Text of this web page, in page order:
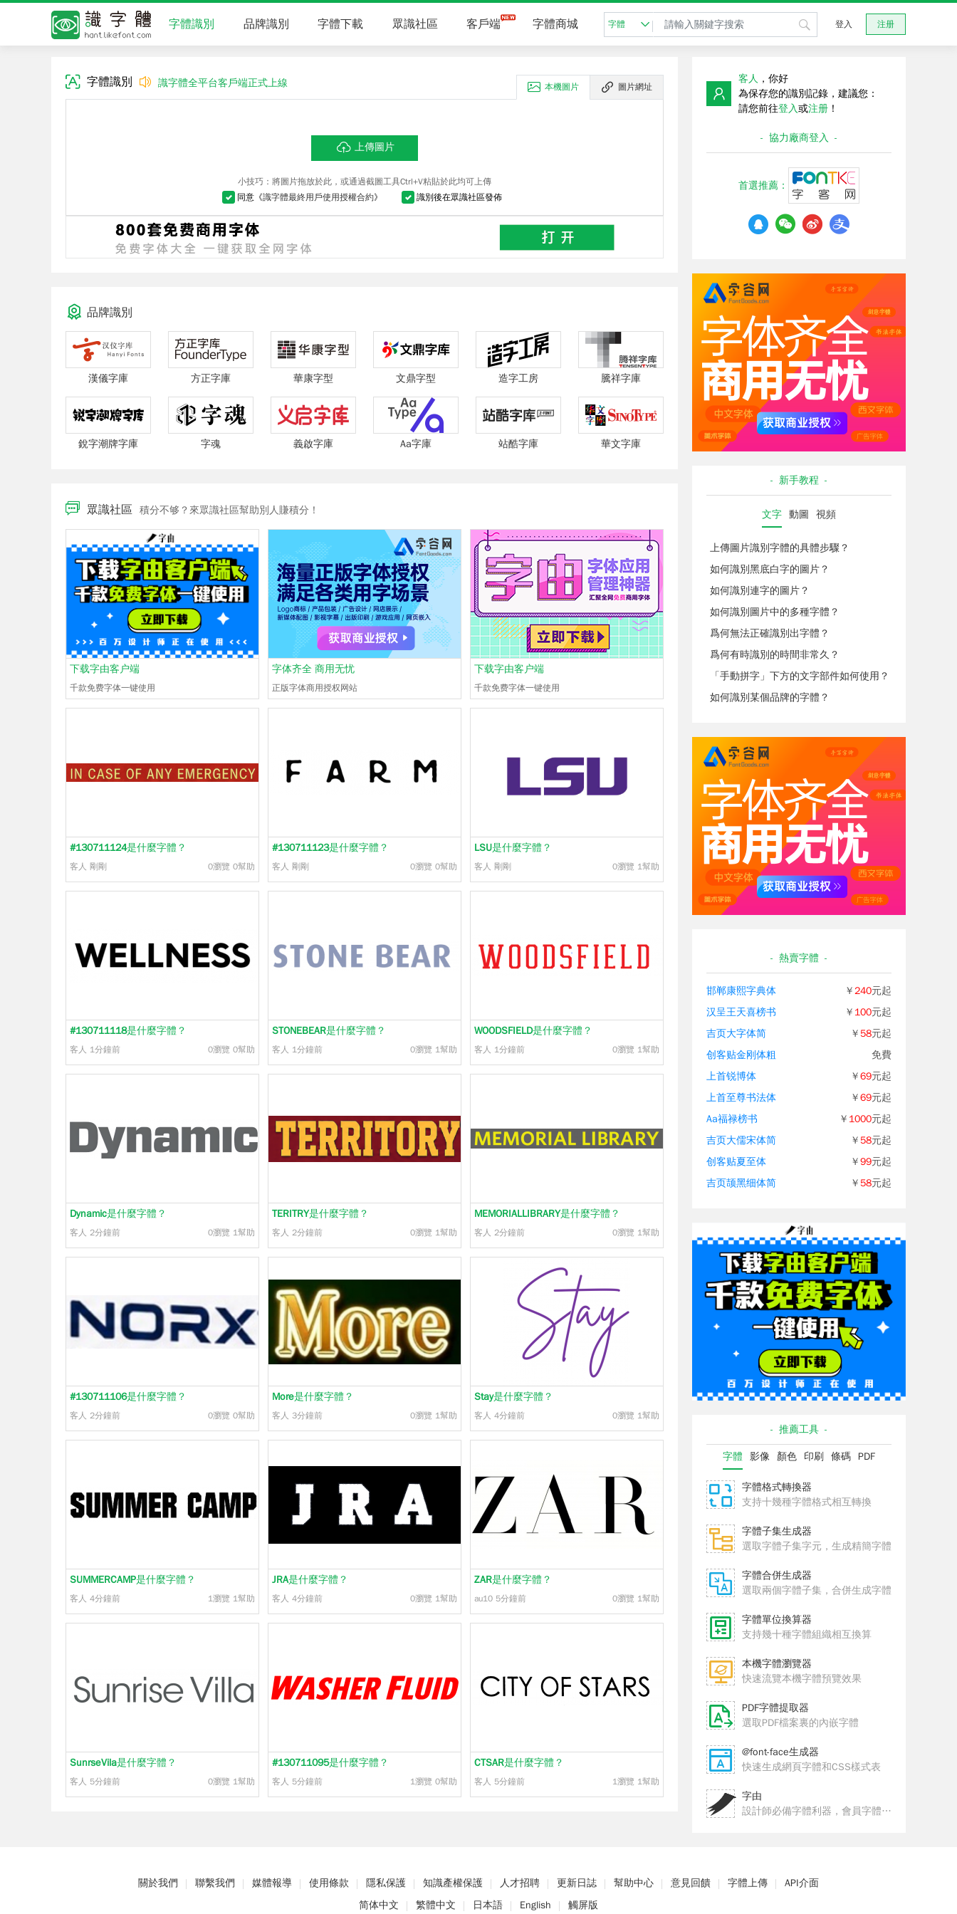
字體識別 品牌識別 字體下載 眾識社區 客戶端 字體商城 字體 登入 注册
字體識別 識字體全平台客戶端正式上線 本機圖片 圖片網址
上傳圖片
小技巧：將圖片拖放於此，或通過截圖工具Ctrl+V粘貼於此均可上傳
同意《識字體最終用戶使用授權合約》 識別後在眾識社區發佈
品牌識別
漢儀字庫 方正字庫 華康字型 文鼎字型 造字工房 騰祥字庫
銳字潮牌字庫 字魂 義啟字庫 Aa字庫 站酷字庫 華文字庫
眾識社區 積分不够？來眾識社區幫助別人賺積分！
下载字由客户端
千款免费字体一键使用
字体齐全 商用无忧
正版字体商用授权网站
下载字由客户端
千款免费字体一键使用
#130711124是什麼字體？
客人 剛剛 0瀏覽 0幫助
#130711123是什麼字體？
客人 剛剛 0瀏覽 0幫助
LSU是什麼字體？
客人 剛剛 0瀏覽 1幫助
#130711118是什麼字體？
客人 1分鐘前 0瀏覽 0幫助
STONEBEAR是什麼字體？
客人 1分鐘前 0瀏覽 1幫助
WOODSFIELD是什麼字體？
客人 1分鐘前 0瀏覽 1幫助
Dynamic是什麼字體？
客人 2分鐘前 0瀏覽 1幫助
TERITRY是什麼字體？
客人 2分鐘前 0瀏覽 1幫助
MEMORIALLIBRARY是什麼字體？
客人 2分鐘前 0瀏覽 1幫助
#130711106是什麼字體？
客人 2分鐘前 0瀏覽 0幫助
More是什麼字體？
客人 3分鐘前 0瀏覽 1幫助
Stay是什麼字體？
客人 4分鐘前 0瀏覽 1幫助
SUMMERCAMP是什麼字體？
客人 4分鐘前 1瀏覽 1幫助
JRA是什麼字體？
客人 4分鐘前 0瀏覽 1幫助
ZAR是什麼字體？
au10 5分鐘前 0瀏覽 1幫助
SunrseVila是什麼字體？
客人 5分鐘前 0瀏覽 1幫助
#130711095是什麼字體？
客人 5分鐘前 1瀏覽 0幫助
CTSAR是什麼字體？
客人 5分鐘前 1瀏覽 1幫助
客人 ，你好
為保存您的識別記錄，建議您：
請您前往登入或注册 ！
- 協力廠商登入 -
首選推薦：
- 新手教程 -
文字 動圖 視頻
上傳圖片識別字體的具體步驟？
如何識別黑底白字的圖片？
如何識別連字的圖片？
如何識別圖片中的多種字體？
爲何無法正確識別出字體？
爲何有時識別的時間非常久？
「手動拼字」下方的文字部件如何使用？
如何識別某個品牌的字體？
- 熱賣字體 -
邯郸康熙字典体 ￥240元起
汉呈王天喜榜书
￥ 100元起
吉页大字体简
￥ 58元起
创客贴金刚体粗
免費
上首锐博体
￥69元起
上首至尊书法体
￥69元起
Aa福禄榜书
￥ 1000元起
吉页大儒宋体简
￥ 58元起
创客贴夏至体
￥99元起
吉页颉黑细体简
￥ 58元起
- 推薦工具 -
字體 影像 顏色 印刷 條碼 PDF
字體格式轉換器
支持十幾種字體格式相互轉換
字體子集生成器
選取字體子集字元，生成精簡字體
字體合併生成器
選取兩個字體子集，合併生成字體
字體單位換算器
支持幾十種字體組織相互換算
本機字體瀏覽器
快速流覽本機字體預覽效果
PDF字體提取器
選取PDF檔案裏的內嵌字體
@font-face生成器
快速生成網頁字體和CSS樣式表
字由
設計師必備字體利器，會員字體正版授權商用
關於我們 聯繫我們 媒體報導 使用條款 隱私保護 知識產權保護 人才招聘 更新日誌 幫助中心 意見回饋 字體上傳
API介面
简体中文
繁體中文 日本語 English 觸屏版